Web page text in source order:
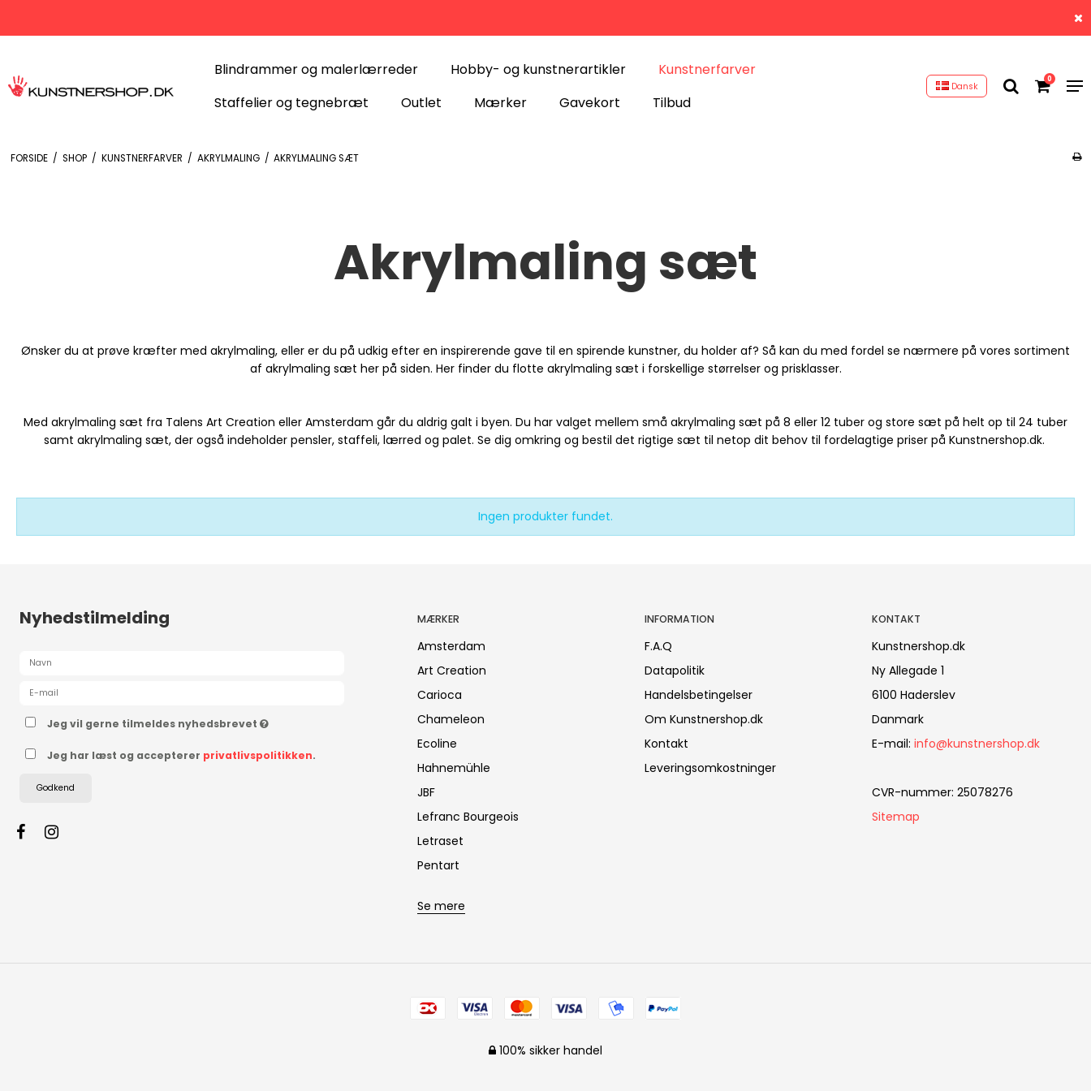
Blindrammer og malerlærreder Hobby- og kunstnerartikler
Kunstnerfarver
Staffelier og tegnebræt
Outlet Mærker Gavekort Tilbud
Dansk
0
FORSIDE / SHOP / KUNSTNERFARVER / AKRYLMALING / AKRYLMALING SÆT
Akrylmaling sæt
Ønsker du at prøve kræfter med akrylmaling, eller er du på udkig efter en inspirerende gave til en spirende kunstner, du holder af? Så kan du med fordel se nærmere på vores sortiment
af akrylmaling sæt her på siden. Her finder du flotte akrylmaling sæt i forskellige størrelser og prisklasser.
Med akrylmaling sæt fra Talens Art Creation eller Amsterdam går du aldrig galt i byen. Du har valget mellem små akrylmaling sæt på 8 eller 12 tuber og store sæt på helt op til 24 tuber
samt akrylmaling sæt, der også indeholder pensler, staffeli, lærred og palet. Se dig omkring og bestil det rigtige sæt til netop dit behov til fordelagtige priser på Kunstnershop.dk.
Ingen produkter fundet.
Nyhedstilmelding
Jeg vil gerne tilmeldes nyhedsbrevet
Jeg har læst og accepterer privatlivspolitikken.
Godkend
MÆRKER
Amsterdam
Art Creation
Carioca
Chameleon
Ecoline
Hahnemühle
JBF
Lefranc Bourgeois
Letraset
Pentart
Se mere
INFORMATION
F.A.Q
Datapolitik
Handelsbetingelser
Om Kunstnershop.dk
Kontakt
Leveringsomkostninger
KONTAKT
Kunstnershop.dk
Ny Allegade 1
6100 Haderslev
Danmark
E-mail: info@kunstnershop.dk
CVR-nummer: 25078276
Sitemap
100% sikker handel